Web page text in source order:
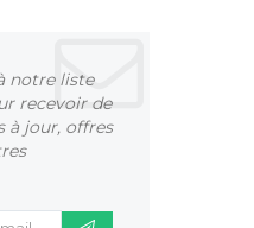
notre liste
recevoir de
à jour, offres